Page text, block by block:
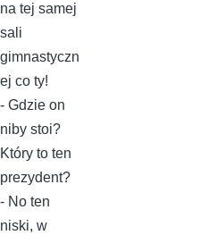
na tej samej
sali
gimnastyczn
ej co ty!
- Gdzie on
niby stoi?
Który to ten
prezydent?
- No ten
niski, w